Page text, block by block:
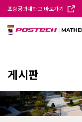
포항공과대학교 바로가기
게시판